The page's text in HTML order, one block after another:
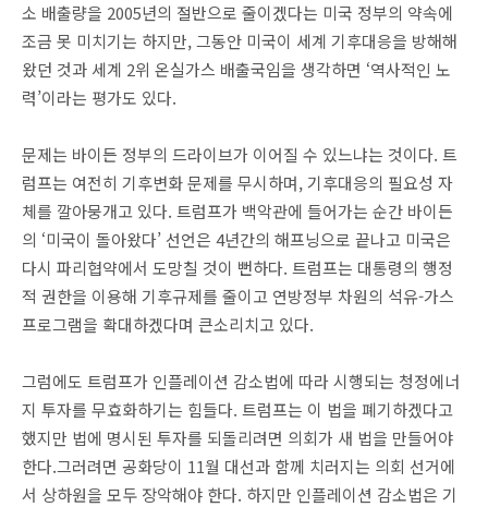
소 배출량을 2005년의 절반으로 줄이겠다는 미국 정부의 약속에
조금 못 미치기는 하지만, 그동안 미국이 세계 기후대응을 방해해
왔던 것과 세계 2위 온실가스 배출국임을 생각하면 ‘역사적인 노
력’이라는 평가도 있다.
문제는 바이든 정부의 드라이브가 이어질 수 있느냐는 것이다. 트
럼프는 여전히 기후변화 문제를 무시하며, 기후대응의 필요성 자
체를 깔아뭉개고 있다. 트럼프가 백악관에 들어가는 순간 바이든
의 ‘미국이 돌아왔다’ 선언은 4년간의 해프닝으로 끝나고 미국은
다시 파리협약에서 도망칠 것이 뻔하다. 트럼프는 대통령의 행정
적 권한을 이용해 기후규제를 줄이고 연방정부 차원의 석유-가스
프로그램을 확대하겠다며 큰소리치고 있다.
그럼에도 트럼프가 인플레이션 감소법에 따라 시행되는 청정에너
지 투자를 무효화하기는 힘들다. 트럼프는 이 법을 폐기하겠다고
했지만 법에 명시된 투자를 되돌리려면 의회가 새 법을 만들어야
한다.그러려면 공화당이 11월 대선과 함께 치러지는 의회 선거에
서 상하원을 모두 장악해야 한다. 하지만 인플레이션 감소법은 기